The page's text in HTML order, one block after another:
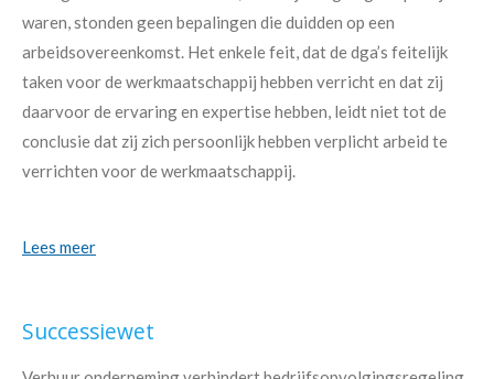
waren, stonden geen bepalingen die duidden op een
arbeidsovereenkomst. Het enkele feit, dat de dga’s feitelijk
taken voor de werkmaatschappij hebben verricht en dat zij
daarvoor de ervaring en expertise hebben, leidt niet tot de
conclusie dat zij zich persoonlijk hebben verplicht arbeid te
verrichten voor de werkmaatschappij.
Lees meer
Successiewet